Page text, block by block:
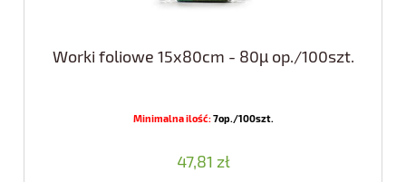
Worki foliowe 15x80cm - 80µ op./100szt.
Minimalna ilość:7op./100szt.
47,81 zł